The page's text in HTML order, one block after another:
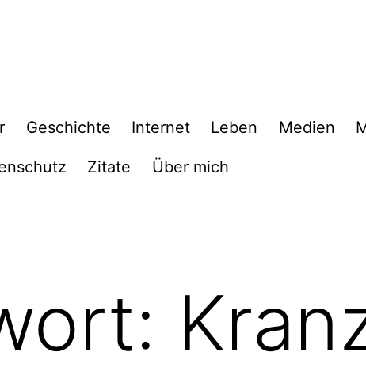
Geschichte Internet Leben Medien
Zitate Über mich